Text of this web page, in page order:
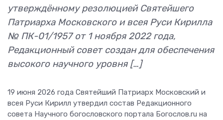
утверждённому резолюцией Святейшего
Патриарха Московского и всея Руси Кирилла
№ ПК-01/1957 от 1 ноября 2022 года,
Редакционный совет создан для обеспечения
высокого научного уровня […]
19 июня 2026 года Святейший Патриарх Московский и
всея Руси Кирилл утвердил состав Редакционного
совета Научного богословского портала Богослов.ru на